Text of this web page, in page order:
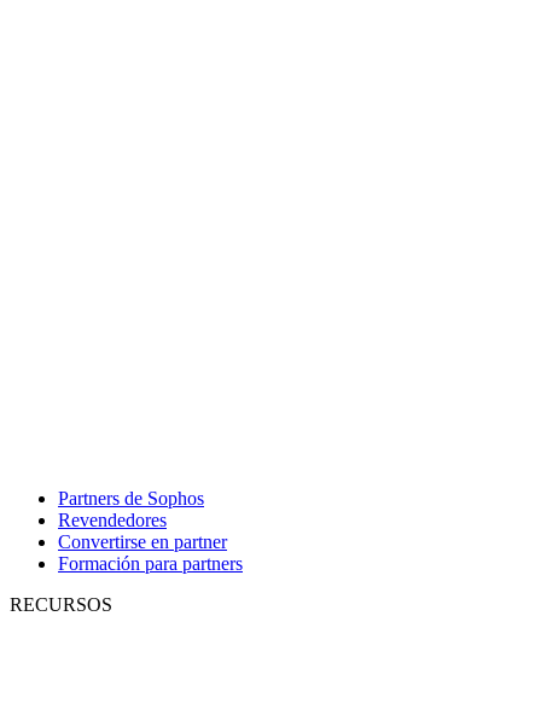
Partners de Sophos
Revendedores
Convertirse en partner
Formación para partners
RECURSOS